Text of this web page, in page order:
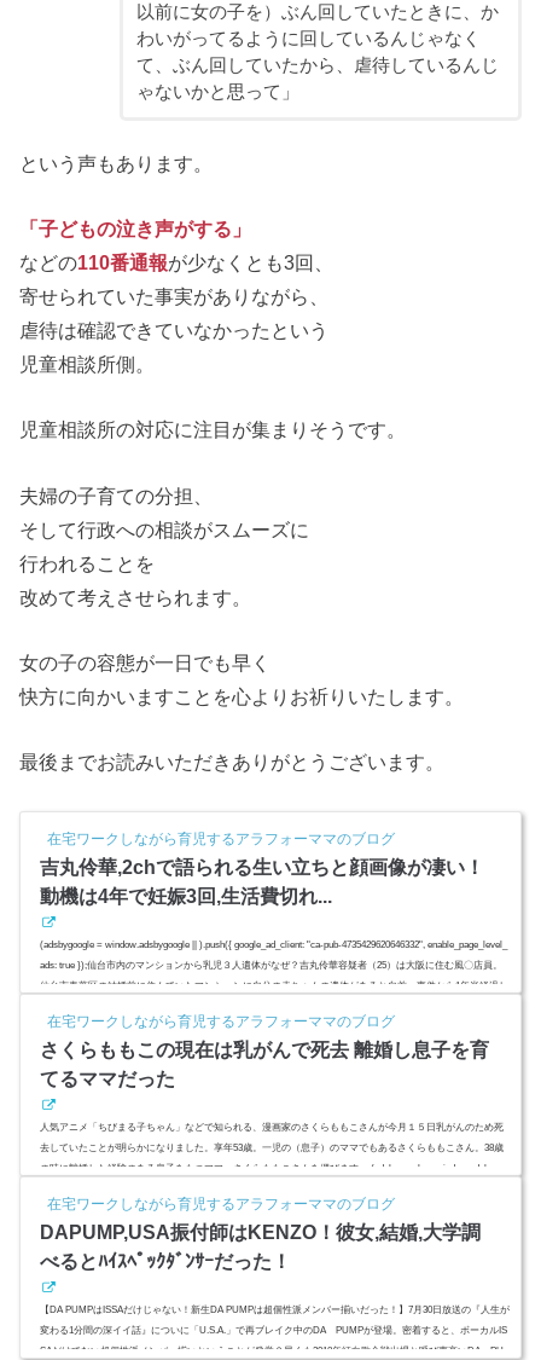
以前に女の子を）ぶん回していたときに、か
わいがってるように回しているんじゃなく
て、ぶん回していたから、虐待しているんじ
ゃないかと思って」
という声もあります。
「子どもの泣き声がする」
などの110番通報が少なくとも3回、
寄せられていた事実がありながら、
虐待は確認できていなかったという
児童相談所側。
児童相談所の対応に注目が集まりそうです。
夫婦の子育ての分担、
そして行政への相談がスムーズに
行われることを
改めて考えさせられます。
女の子の容態が一日でも早く
快方に向かいますことを心よりお祈りいたします。
最後までお読みいただきありがとうございます。
在宅ワークしながら育児するアラフォーママのブログ
吉丸伶華,2chで語られる生い立ちと顔画像が凄い！
動機は4年で妊娠3回,生活費切れ...
(adsbygoogle = window.adsbygoogle || ).push({ google_ad_client: "ca-pub-4735429620646332", enable_page_level_
ads: true });仙台市内のマンションから乳児３人遺体がなぜ？吉丸伶華容疑者（25）は大阪に住む風〇店員。
仙台市青葉区の結婚前に住んでいたマンションに自分の赤ちゃんの遺体があると自首。事件から1年半経過し
親は誰？双子？三つ子？2ch（2ちゃんねる）で語られる生い立ち...
在宅ワークしながら育児するアラフォーママのブログ
さくらももこの現在は乳がんで死去 離婚し息子を育
てるママだった
人気アニメ「ちびまる子ちゃん」などで知られる、漫画家のさくらももこさんが今月１５日乳がんのため死
去していたことが明らかになりました。享年53歳。一児の（息子）のママでもあるさくらももこさん。38歳
の時に離婚した経験のある息子をもつママ。さくらももこさんを偲びます。 (adsbygoogle = window.adsbygoo
sbygoogle = window.adsbygoogle || ).push({});(adsbygoogle =...
在宅ワークしながら育児するアラフォーママのブログ
DAPUMP,USA振付師はKENZO！彼女,結婚,大学調
べるとﾊｲｽﾍﾟｯｸﾀﾞﾝｻｰだった！
【DA PUMPはISSAだけじゃない！新生DA PUMPは超個性派メンバー揃いだった！】7月30日放送の『人生が
変わる1分間の深イイ話』についに「U.S.A.」で再ブレイク中のDA PUMPが登場。密着すると、ボーカルIS
SAだけでない超個性派メンバー揃いということが発覚？早くも2018年紅白歌合戦出場と呼び声高いDA PU